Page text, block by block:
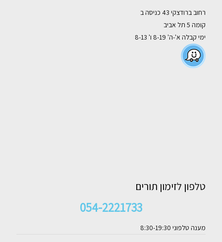
רחוב ברודצקי 43 כניסה ב
קומה 5 תל אביב
ימי קבלה א'-ה' 8-19 ו' 8-13
טלפון לזימון תורים
054-2221733
מענה טלפוני 8:30-19:30